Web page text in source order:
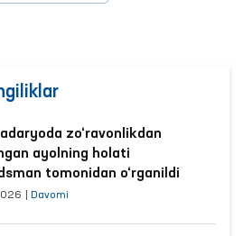
zo‘ravonlikdan
ayolning holati
tomonidan o‘rganildi
Davomi